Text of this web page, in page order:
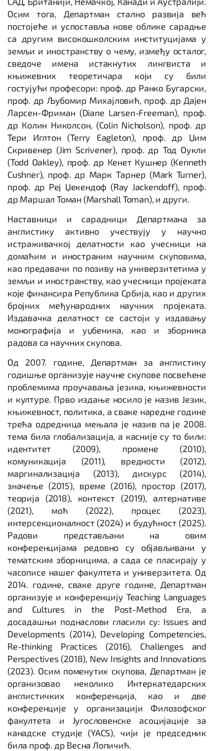
Осим тога, Департман стално развија већ
постојеће и успоставља нове облике сарадње
са другим високошколским институцијама у
земљи и иностранству о чему, између осталог,
сведоче имена истакнутих лингвиста и
књижевних теоретичара који су били
гостујући професори: проф. др Ранко Бугарски,
проф. др Љубомир Михајловић, проф. др Дајен
Ларсен-Фриман (Diane Larsen-Freeman), проф.
др Колин Николсон, (Colin Nicholson), проф. др
Тери Иглтон (Terry Eagleton), проф. др Џим
Скривенер (Jim Scrivener), проф. др Тод Оукли
(Todd Oakley), проф. др Кенет Кушнер (Kenneth
Cushner), проф. др Марк Тарнер (Mark Turner),
проф. др Реј Џекендоф (Ray Jackendoff), проф.
др Маршал Томан (Marshall Toman), и други.
Наставници и сарадници Департмана за
англистику активно учествују у научно
истраживачкој делатности као учесници на
домаћим и иностраним научним скуповима,
као предавачи по позиву на универзитетима у
земљи и иностранству, као учесници пројеката
које финансира Република Србија, као и других
бројних међународних научних пројеката.
Издавачка делатност се састоји у издавању
монографија и уџбеника, као и зборника
радова са научних скупова.
Од 2007. године, Департман за англистику
годишње организује научне скупове посвећене
проблемима проучавања језика, књижевности
и културе. Прво издање носило је назив Језик,
књижевност, политика, а сваке наредне године
трећа одредница мењала је назив па је 2008.
тема била глобализација, а касније су то били:
идентитет (2009), промене (2010),
комуникација (2011), вредности (2012),
маргинализација (2013), дискурс (2014),
значење (2015), време (2016), простор (2017),
теорија (2018), контекст (2019), алтернативе
(2021), моћ (2022), процес (2023),
интерсекционалност (2024) и будућност (2025).
Радови представљани на овим
конференцијама редовно су објављивани у
тематским зборницима, а сада се пласирају у
часописе нашег факултета и универзитета. Од
2014. године, сваке друге године, Департман
организује и конференцију Teaching Languages
and Cultures in the Post-Method Era, а
досадашњи поднаслови гласили су: Issues and
Developments (2014), Developing Competencies,
Re-thinking Practices (2016), Challenges and
Perspectives (2018), New Insights and Innovations
(2023). Осим поменутих скупова, Департман је
организовао неколико Интеркатедарских
англистичких конференција, као и две
конференције у организацији Филозофског
факултета и Југословенске асоцијације за
канадске студије (YACS), чији је председник
била проф. др Весна Лопичић.